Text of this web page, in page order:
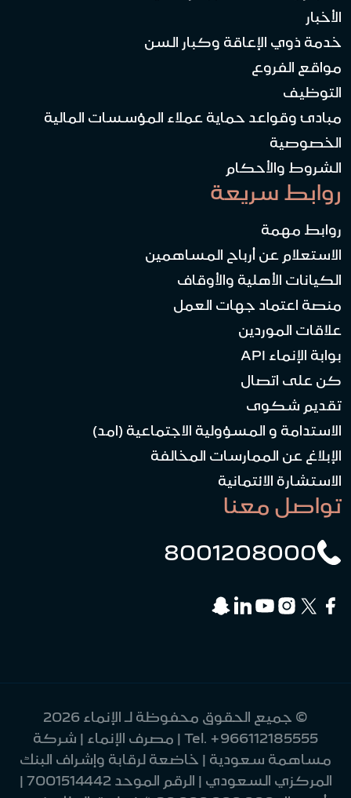
الأخبار
خدمة ذوي الإعاقة وكبار السن
مواقع الفروع
التوظيف
مبادئ وقواعد حماية عملاء المؤسسات المالية
الخصوصية
الشروط والأحكام
روابط سريعة
روابط مهمة
الاستعلام عن أرباح المساهمين
الكيانات الأهلية والأوقاف
منصة اعتماد جهات العمل
علاقات الموردين
بوابة الإنماء API
كن على اتصال
تقديم شكوى
الاستدامة و المسؤولية الاجتماعية (امد)
الإبلاغ عن الممارسات المخالفة
الاستشارة الائتمانية
تواصل معنا
8001208000
© جميع الحقوق محفوظة لـ الإنماء 2026
Tel.+966112185555
| مصرف الإنماء | شركة
مساهمة سعودية | خاضعة لرقابة وإشراف البنك
المركزي السعودي | الرقم الموحد 7001514442 |